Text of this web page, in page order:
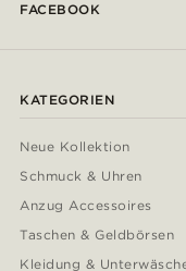
FACEBOOK
KATEGORIEN
Neue Kollektion
Schmuck & Uhren
Anzug Accessoires
Taschen & Geldbörsen
Kleidung &